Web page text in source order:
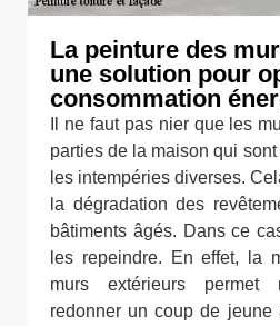
La peinture des
une solution pour
consommation
Il ne faut pas nier que les
parties de la maison qui
les intempéries diverses.
la dégradation des
bâtiments âgés. Dans ce
les repeindre. En effet, la
murs extérieurs permet
redonner un coup de jeune